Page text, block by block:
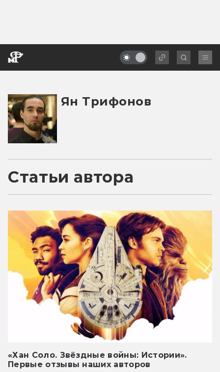
Ян Трифонов
Статьи автора
«Хан Соло. Звёздные войны: Истории».
Первые отзывы наших авторов